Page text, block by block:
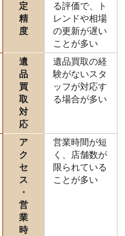
定
精
度
る評価で、ト
レンドや相場
の更新が遅い
ことが多い
遺
品
買
取
対
応
遺品買取の経
験がないスタ
ッフが対応す
る場合が多い
ア
ク
セ
ス
・
営
業
時
営業時間が短
く、店舗数が
限られている
ことが多い